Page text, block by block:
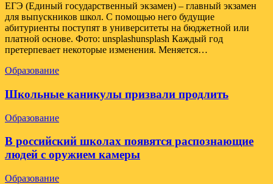
ЕГЭ (Единый государственный экзамен) – главный экзамен
для выпускников школ. С помощью него будущие
абитуриенты поступят в университеты на бюджетной или
платной основе. Фото: unsplashunsplash Каждый год
претерпевает некоторые изменения. Меняется…
Образование
Школьные каникулы призвали продлить
Образование
В российский школах появятся распознающие
людей с оружием камеры
Образование